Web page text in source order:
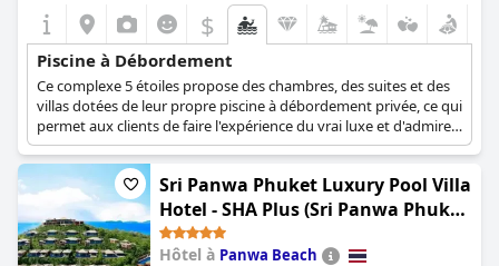
$
Piscine à Débordement
Ce complexe 5 étoiles propose des chambres, des suites et des
villas dotées de leur propre piscine à débordement privée, ce qui
permet aux clients de faire l'expérience du vrai luxe et d'admirer
la vue splendide sur le paysage environnant depuis le confort de
leur chambre.
Sri Panwa Phuket Luxury Pool Villa
Hotel - SHA Plus (Sri Panwa Phuket
Luxury Pool Villa Hotel)
Hôtel à Panwa Beach